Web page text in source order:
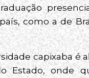
como a de
capixaba é
Estado, onde